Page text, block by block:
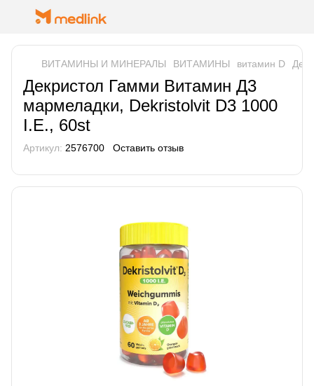
ВИТАМИНЫ И МИНЕРАЛЫ ВИТАМИНЫ витамин D
Декристол Гамми Витамин Д3
мармеладки, Dekristolvit D3 1000
I.Е., 60st
Артикул: 2576700 Оставить отзыв